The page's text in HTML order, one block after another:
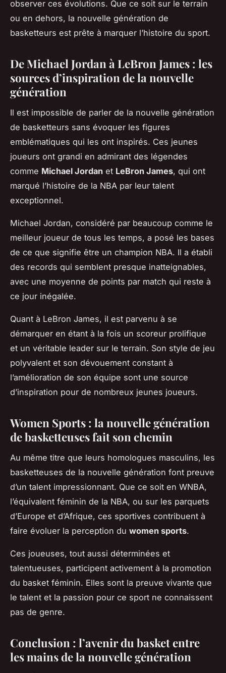
observer ces évolutions. Que ce soit sur le terrain
ou en dehors, la nouvelle génération de
basketteurs est prête à marquer l’histoire du sport.
De Michael Jordan à LeBron James : les
sources d’inspiration de la nouvelle
génération
Il est impossible de parler de la nouvelle génération
de basketteurs sans évoquer les figures
emblématiques qui les ont inspirés. Ces jeunes
joueurs ont grandi en admirant des légendes
comme Michael Jordan et LeBron James, qui ont
marqué l’histoire de la NBA par leur talent
exceptionnel.
Michael Jordan, considéré par beaucoup comme le
meilleur joueur de tous les temps, a posé les bases
de ce que signifie être un champion NBA. Il a établi
des records qui semblent presque inatteignables,
avec une moyenne de points par match qui reste à
ce jour inégalée.
Quant à LeBron James, il est parvenu à se
démarquer en étant à la fois un scoreur prolifique
et un véritable leader sur le terrain. Son style de jeu
polyvalent et son dévouement constant à
l’amélioration de son équipe sont une source
d’inspiration pour de nombreux jeunes joueurs.
Women Sports : la nouvelle génération
de basketteuses fait son chemin
Au même titre que leurs homologues masculins, les
basketteuses de la nouvelle génération font preuve
d’un talent impressionnant. Que ce soit en WNBA,
l’équivalent féminin de la NBA, ou sur les parquets
d’Europe et d’Afrique, ces sportives contribuent à
faire évoluer la perception du women sports.
Ces joueuses, tout aussi déterminées et
talentueuses, participent activement à la promotion
du basket féminin. Elles sont la preuve vivante que
le talent et la passion pour ce sport ne connaissent
pas de genre.
Conclusion : l’avenir du basket entre
les mains de la nouvelle génération